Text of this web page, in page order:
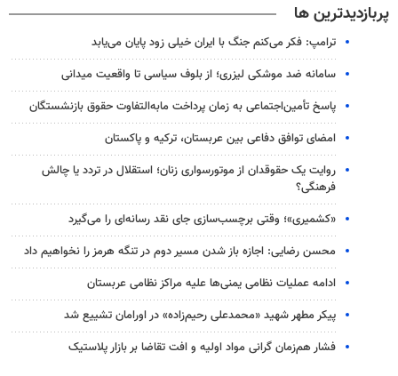
پربازدیدترین ها
ترامپ: فکر می‌کنم جنگ با ایران خیلی زود پایان می‌یابد
سامانه ضد موشکی لیزری؛ از بلوف سیاسی تا واقعیت میدانی
پاسخ تأمین‌اجتماعی به زمان پرداخت مابه‌التفاوت حقوق بازنشستگان
امضای توافق دفاعی بین عربستان، ترکیه و پاکستان
روایت یک حقوقدان از موتورسواری زنان؛ استقلال در تردد یا چالش
فرهنگی؟
«کشمیری»؛ وقتی برچسب‌سازی جای نقد رسانه‌ای را می‌گیرد
محسن رضایی: اجازه باز شدن مسیر دوم در تنگه هرمز را نخواهیم داد
ادامه عملیات نظامی یمنی‌ها علیه مراکز نظامی عربستان
پیکر مطهر شهید «محمدعلی رحیم‌زاده» در اورامان تشییع شد
فشار هم‌زمان گرانی مواد اولیه و افت تقاضا بر بازار پلاستیک